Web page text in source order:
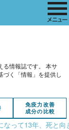
情報誌です。
本サ
づく「情報」を提供し
免疫力改善
成分の比較
なって13年、死と